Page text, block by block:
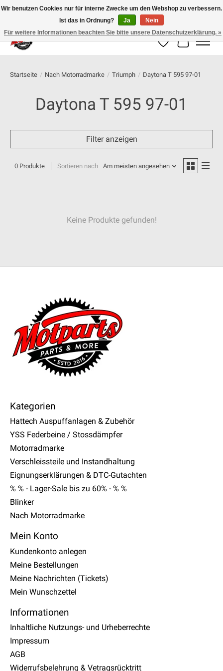
100% schweizer Onlineshop für Dein Motorrad
Wunschzettel
Ihr
Startseite / Nach Motorradmarke / Triumph / Daytona T 595 97-01
Daytona T 595 97-01
Filter anzeigen
0 Produkte Sortieren nach Am meisten angesehen
Keine Produkte gefunden!
Kategorien
Hattech Auspuffanlagen & Zubehör
YSS Federbeine / Stossdämpfer
Motorradmarke
Verschleissteile und Instandhaltung
Eignungserklärungen & DTC-Gutachten
% % - Lager-Sale bis zu 60% - % %
Blinker
Nach Motorradmarke
Mein Konto
Kundenkonto anlegen
Meine Bestellungen
Meine Nachrichten (Tickets)
Mein Wunschzettel
Informationen
Inhaltliche Nutzungs- und Urheberrechte
Impressum
AGB
Widerrufsbelehrung & Vetragsrücktritt
Wir benutzen Cookies nur für interne Zwecke um den Webshop zu verbessern.
Ist das in Ordnung?
Ja
Nein
Für weitere Informationen beachten Sie bitte unsere Datenschutzerklärung. »